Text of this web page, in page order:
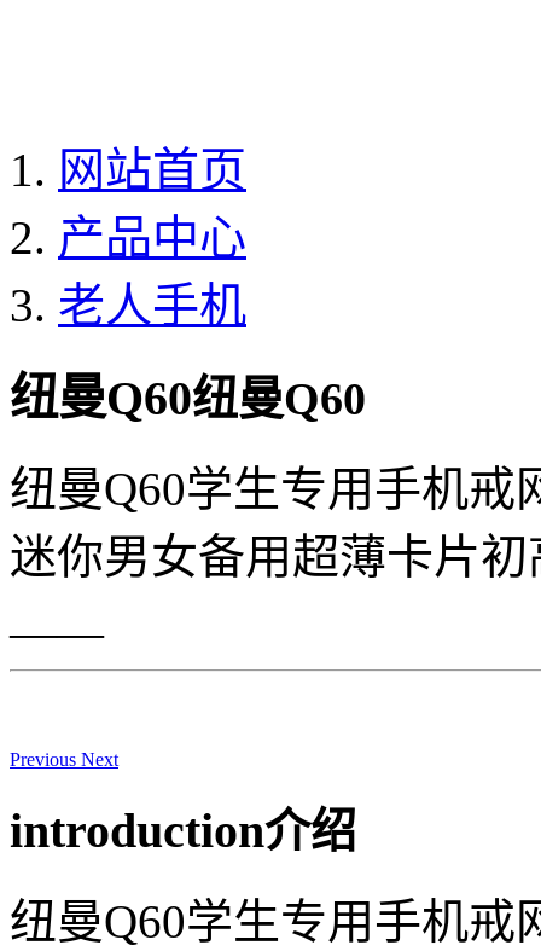
网站首页
产品中心
老人手机
纽曼Q60纽曼Q60
纽曼Q60学生专用手机戒
迷你男女备用超薄卡片
——
Previous Next
introduction介绍
纽曼Q60学生专用手机戒